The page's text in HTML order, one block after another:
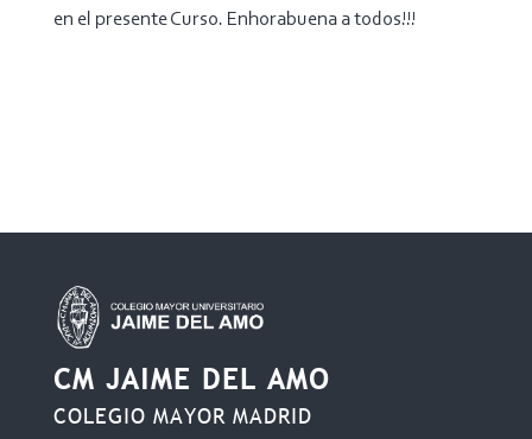
en el presente Curso. Enhorabuena a todos!!!
CM JAIME DEL AMO
COLEGIO MAYOR MADRID